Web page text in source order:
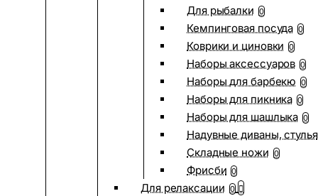
Для рыбалки 0
Кемпинговая посуда 0
Коврики и циновки 0
Наборы аксессуаров 0
Наборы для барбекю 0
Наборы для пикника 0
Наборы для шашлыка 0
Надувные диваны, стулья
Складные ножи 0
Фрисби 0
Для релаксации 0